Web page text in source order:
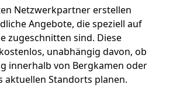
Netzwerkpartner erstellen
Angebote, die speziell auf
zugeschnitten sind. Diese
unabhängig davon, ob
innerhalb von Bergkamen oder
aktuellen Standorts planen.